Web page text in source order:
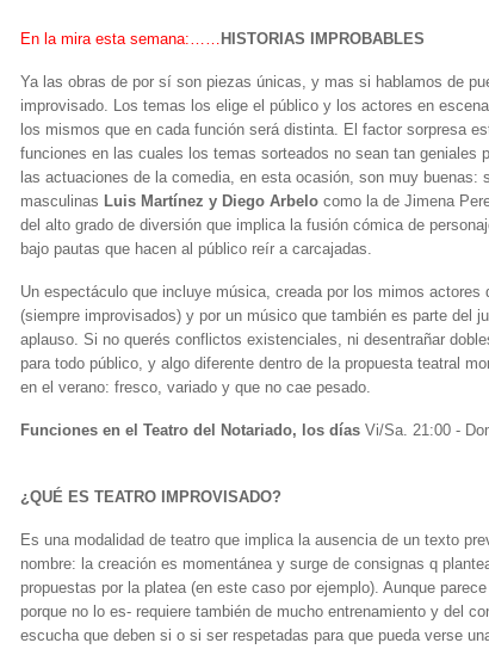
En la mira esta semana:…… HISTORIAS IMPROBABLES
Ya las obras de por sí son piezas únicas, y mas si hablamos de
improvisado. Los temas los elige el público y los actores en
los mismos que en cada función será distinta. El factor sorpresa
funciones en las cuales los temas sorteados no sean tan geniales
las actuaciones de la comedia, en esta ocasión, son muy buenas:
masculinas Luis Martínez y Diego Arbelo como la de Jimena
del alto grado de diversión que implica la fusión cómica de
bajo pautas que hacen al público reír a carcajadas.
Un espectáculo que incluye música, creada por los mimos actores
(siempre improvisados) y por un músico que también es parte del
aplauso. Si no querés conflictos existenciales, ni desentrañar
para todo público, y algo diferente dentro de la propuesta teatral
en el verano: fresco, variado y que no cae pesado.
Funciones en el Teatro del Notariado, los días Vi/Sa. 21:00 -
¿QUÉ ES TEATRO IMPROVISADO?
Es una modalidad de teatro que implica la ausencia de un texto
nombre: la creación es momentánea y surge de consignas q
propuestas por la platea (en este caso por ejemplo). Aunque
porque no lo es- requiere también de mucho entrenamiento y del
escucha que deben si o si ser respetadas para que pueda verse